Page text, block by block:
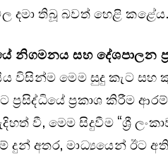
දමා තිබූ බවත් හෙළි කළේය.
නිගමනය සහ දේශපාලන
විසින්ම මෙම සුදු කැට සහ
ප්‍රසිද්ධියේ ප්‍රකාශ කිරීම
වී, මෙම සිදුවීම “ශ්‍රී
දුන් අතර, මාධ්‍යයෙන්